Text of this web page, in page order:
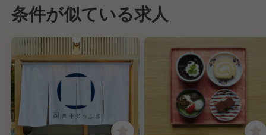
条件が似ている求人